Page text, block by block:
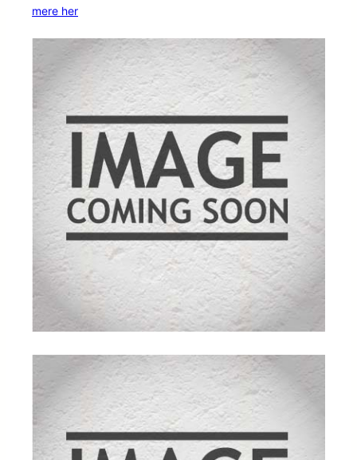
mmelser
mere her